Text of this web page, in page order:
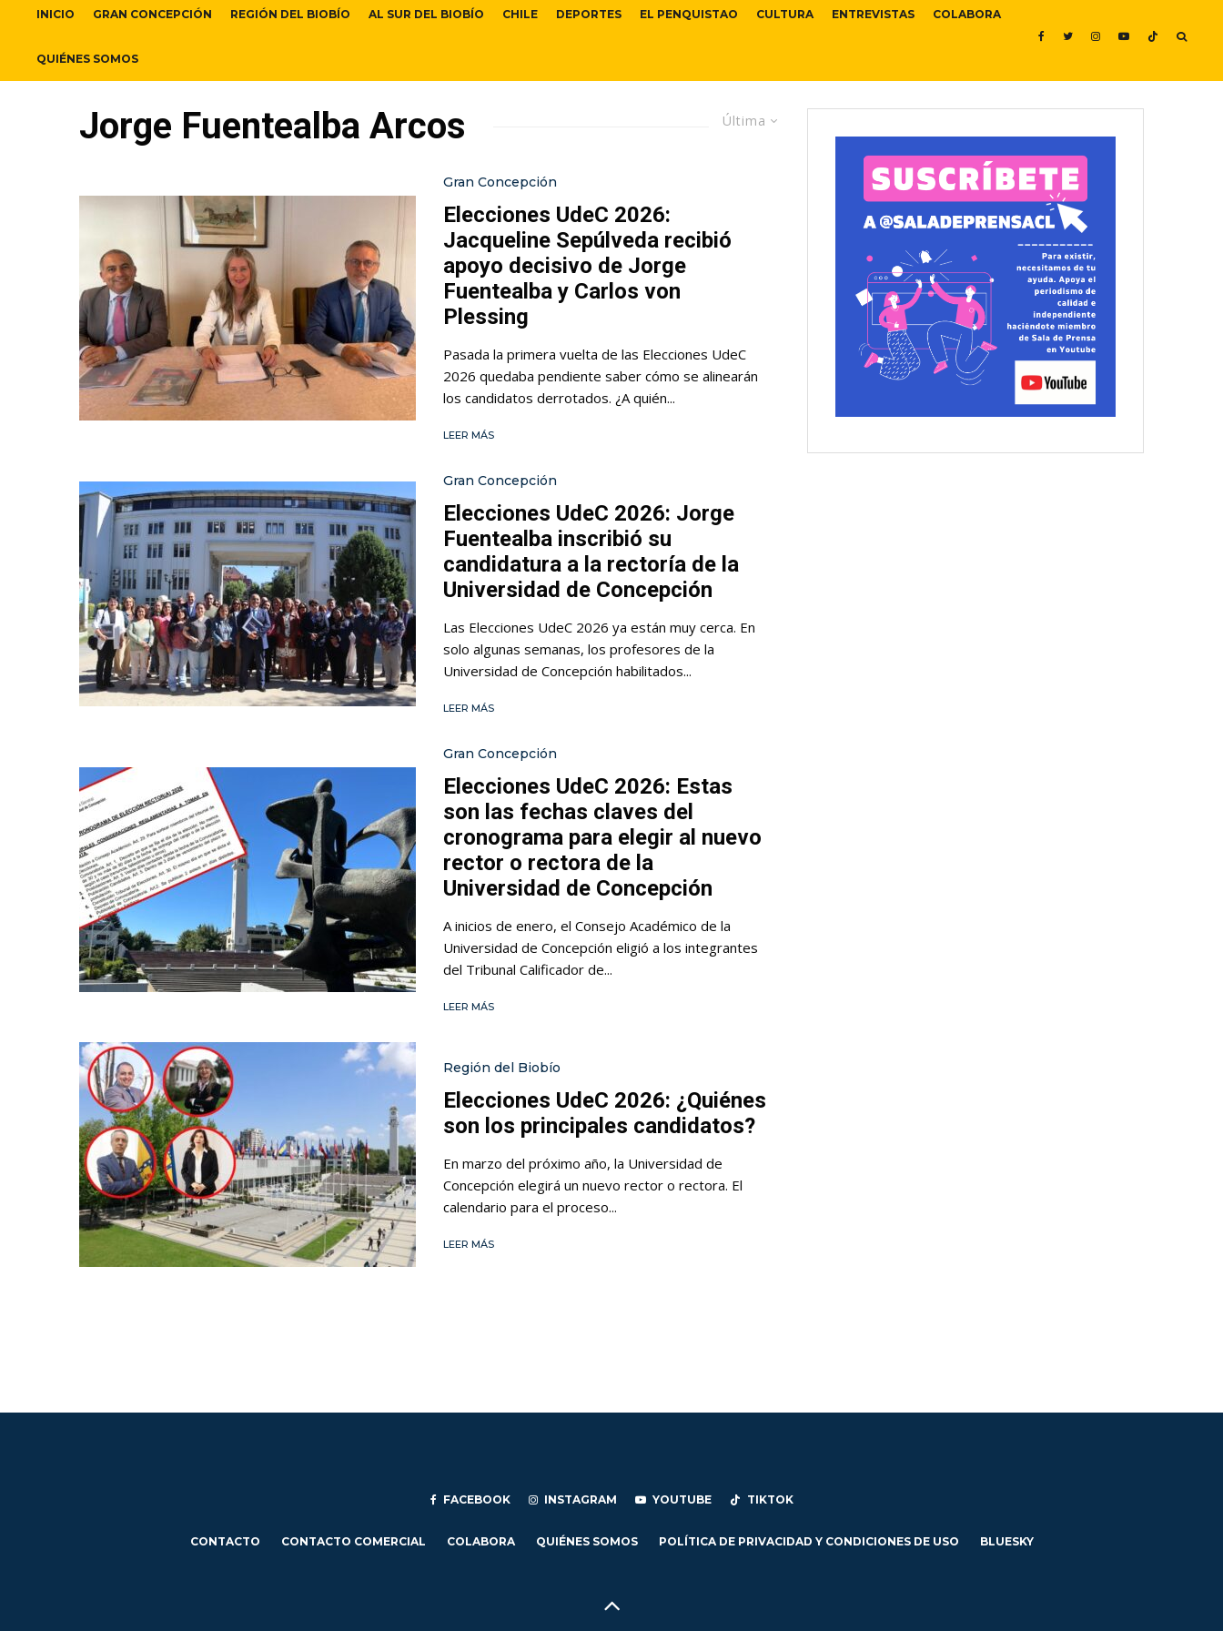
INICIO GRAN CONCEPCIÓN REGIÓN DEL BIOBÍO AL SUR DEL BIOBÍO CHILE DEPORTES EL PENQUISTAO CULTURA ENTREVISTAS COLABORA
QUIÉNES SOMOS
Última
Jorge Fuentealba Arcos
Gran Concepción
Elecciones UdeC 2026:
Jacqueline Sepúlveda recibió
apoyo decisivo de Jorge
Fuentealba y Carlos von
Plessing
Pasada la primera vuelta de las Elecciones UdeC
2026 quedaba pendiente saber cómo se alinearán
los candidatos derrotados. ¿A quién...
LEER MÁS
Gran Concepción
Elecciones UdeC 2026: Jorge
Fuentealba inscribió su
candidatura a la rectoría de la
Universidad de Concepción
Las Elecciones UdeC 2026 ya están muy cerca. En
solo algunas semanas, los profesores de la
Universidad de Concepción habilitados...
LEER MÁS
Gran Concepción
Elecciones UdeC 2026: Estas
son las fechas claves del
cronograma para elegir al nuevo
rector o rectora de la
Universidad de Concepción
A inicios de enero, el Consejo Académico de la
Universidad de Concepción eligió a los integrantes
del Tribunal Calificador de...
LEER MÁS
Región del Biobío
Elecciones UdeC 2026: ¿Quiénes
son los principales candidatos?
En marzo del próximo año, la Universidad de
Concepción elegirá un nuevo rector o rectora. El
calendario para el proceso...
LEER MÁS
FACEBOOK INSTAGRAM YOUTUBE TIKTOK
CONTACTO CONTACTO COMERCIAL COLABORA QUIÉNES SOMOS POLÍTICA DE PRIVACIDAD Y CONDICIONES DE USO BLUESKY